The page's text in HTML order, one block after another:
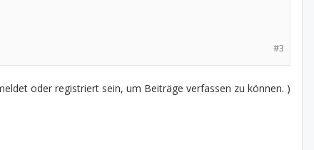
#3
oder registriert sein, um Beiträge verfassen zu können. )